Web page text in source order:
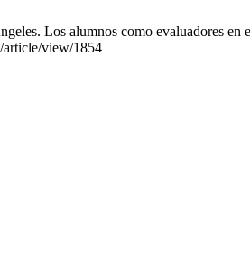
Los alumnos como evaluadores
view/1854